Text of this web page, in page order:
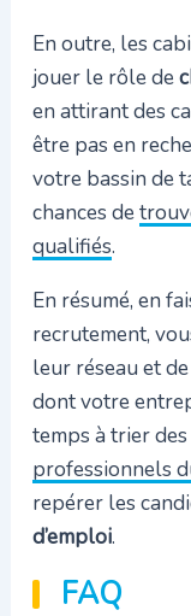
En outre, les
jouer le rôle de
en attirant des
être pas en
votre bassin de
chances de
qualifiés.
En résumé, en
recrutement,
leur réseau et
dont votre
temps à trier
professionnels
repérer les
d’emploi.
FAQ